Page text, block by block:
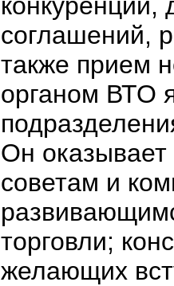
соглашений,
также прием
органом ВТО
Он
советам и
торговли;
желающих